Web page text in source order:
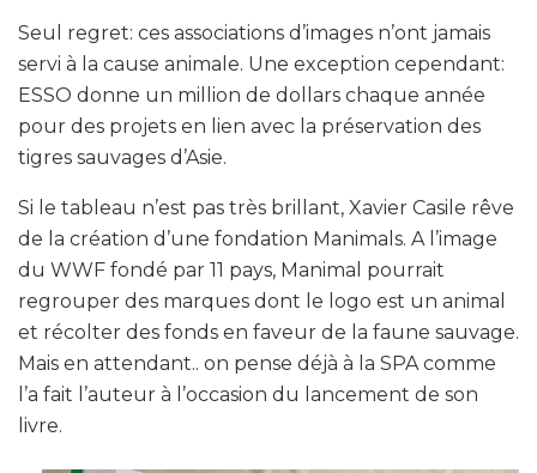
Seul regret: ces associations d’images n’ont jamais
servi à la cause animale. Une exception cependant:
ESSO donne un million de dollars chaque année
pour des projets en lien avec la préservation des
tigres sauvages d’Asie.
Si le tableau n’est pas très brillant, Xavier Casile rêve
de la création d’une fondation Manimals. A l’image
du WWF fondé par 11 pays, Manimal pourrait
regrouper des marques dont le logo est un animal
et récolter des fonds en faveur de la faune sauvage.
Mais en attendant.. on pense déjà à la SPA comme
l’a fait l’auteur à l’occasion du lancement de son
livre.